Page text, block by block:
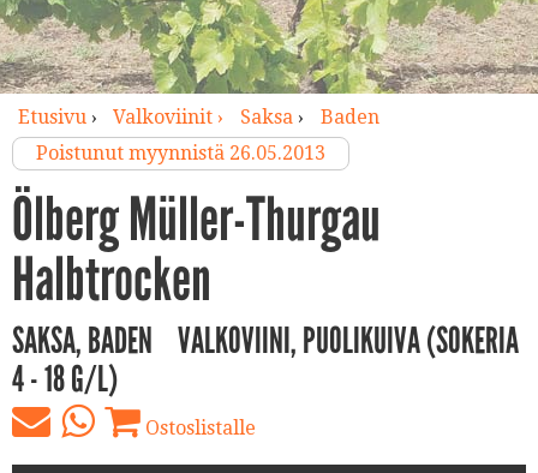
Etusivu› Valkoviinit › Saksa›
Baden
Poistunut myynnistä 26.05.2013
Ölberg Müller-Thurgau
Halbtrocken
SAKSA, BADEN
VALKOVIINI, PUOLIKUIVA (SOKERIA
4 - 18 G/L)
Ostoslistalle